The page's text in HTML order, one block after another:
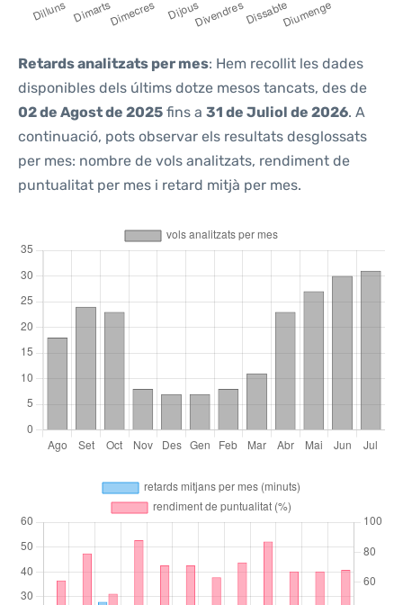
Retards analitzats per mes: Hem recollit les dades
disponibles dels últims dotze mesos tancats, des de
02 de Agost de 2025 fins a 31 de Juliol de 2026. A
continuació, pots observar els resultats desglossats
per mes: nombre de vols analitzats, rendiment de
puntualitat per mes i retard mitjà per mes.